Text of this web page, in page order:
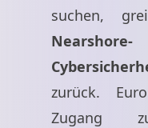
suchen,
Nearshore-
zurück.
Zugang